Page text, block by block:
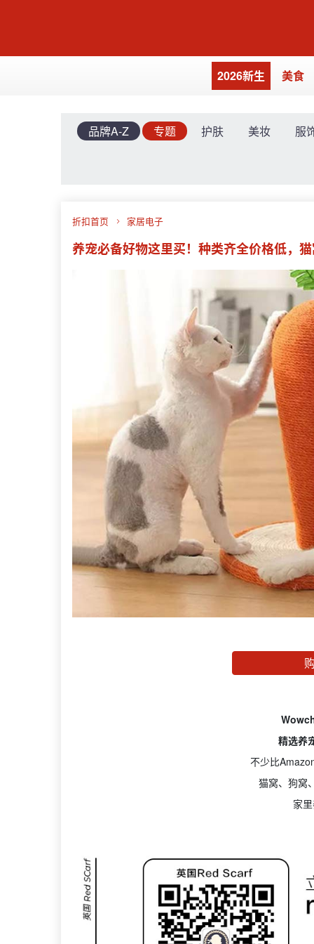
2026新生 美食
品牌A-Z 专题 护肤 美妆 服
折扣首页 家居电子
养宠必备好物这里买！种类齐全价格低，
精选养
不少比
猫窝、狗窝
家